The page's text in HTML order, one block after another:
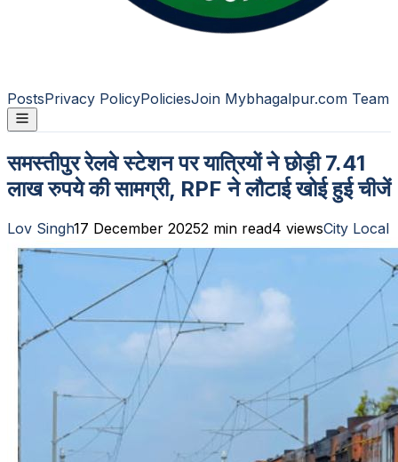
PostsPrivacy PolicyPoliciesJoin Mybhagalpur.com Team
समस्तीपुर रेलवे स्टेशन पर यात्रियों ने छोड़ी 7.41
लाख रुपये की सामग्री, RPF ने लौटाई खोई हुई चीजें
Lov Singh17 December 20252 min read4 viewsCity Local